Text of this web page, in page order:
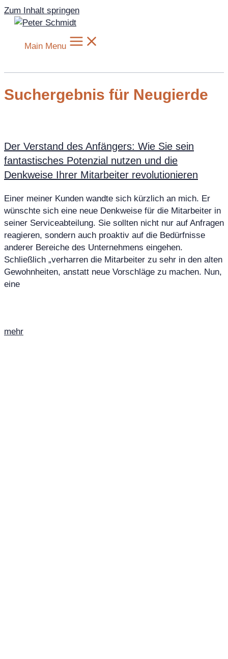
Zum Inhalt springen
Main Menu
Suchergebnis für Neugierde
Der Verstand des Anfängers: Wie Sie sein
fantastisches Potenzial nutzen und die
Denkweise Ihrer Mitarbeiter revolutionieren
Einer meiner Kunden wandte sich kürzlich an mich. Er
wünschte sich eine neue Denkweise für die Mitarbeiter in
seiner Serviceabteilung. Sie sollten nicht nur auf Anfragen
reagieren, sondern auch proaktiv auf die Bedürfnisse
anderer Bereiche des Unternehmens eingehen.
Schließlich „verharren die Mitarbeiter zu sehr in den alten
Gewohnheiten, anstatt neue Vorschläge zu machen. Nun,
eine
mehr